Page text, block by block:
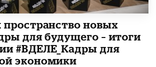
пространство новых
для будущего – итоги
#ВДЕЛЕ_Кадры для
экономики